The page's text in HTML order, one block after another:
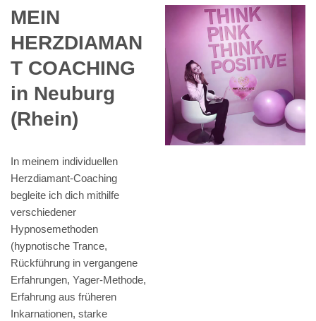
MEIN
HERZDIAMAN
T COACHING
in Neuburg
(Rhein)
In meinem individuellen
Herzdiamant-Coaching
begleite ich dich mithilfe
verschiedener
Hypnosemethoden
(hypnotische Trance,
Rückführung in vergangene
Erfahrungen, Yager-Methode,
Erfahrung aus früheren
Inkarnationen, starke